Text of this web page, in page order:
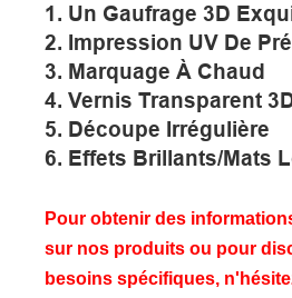
1. Un Gaufrage 3D
2. Impression UV De
3. Marquage À Chaud
4. Vernis Transparent
5. Découpe Irrégulière
6. Effets Brillants/mats
Pour obtenir des
sur nos produits ou pour
besoins spécifiques,